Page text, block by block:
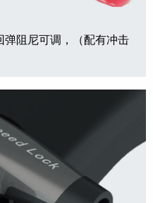
弹阻尼可调，（配有冲击